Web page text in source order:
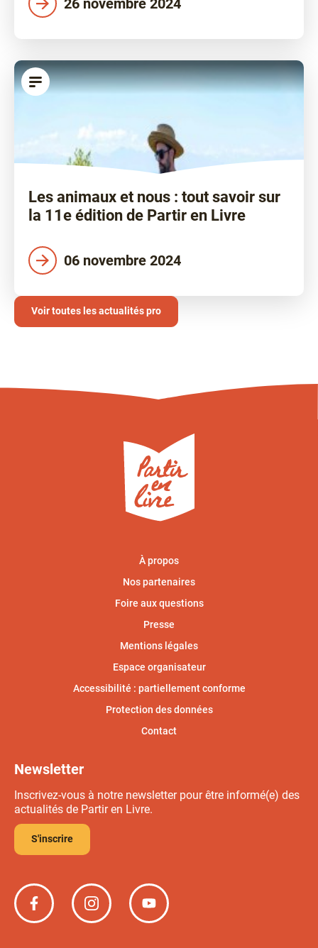
article
Les animaux et nous : tout savoir sur
la 11e édition de Partir en Livre
06 novembre 2024
Voir toutes les actualités pro
À propos
Nos partenaires
Foire aux questions
Presse
Mentions légales
Espace organisateur
Accessibilité : partiellement conforme
Protection des données
Contact
Newsletter
Inscrivez-vous à notre newsletter pour être informé(e) des
actualités de Partir en Livre.
S'inscrire
Partir
en
Partir
en
Partir
en